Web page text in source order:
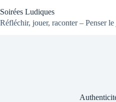
au
contenu
Soirées Ludiques
Réfléchir, jouer, raconter – Penser